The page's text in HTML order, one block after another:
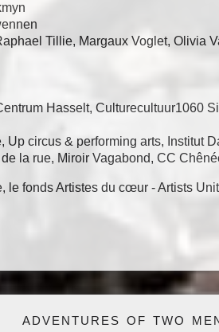
Tillie, Margaux Voglet, Olivia
Hasselt, Culturecultuur1060
Up circus & performing arts, Institut
la rue, Miroir Vagabond, CC
le fonds Artistes du cœur - Artists
adventures of two